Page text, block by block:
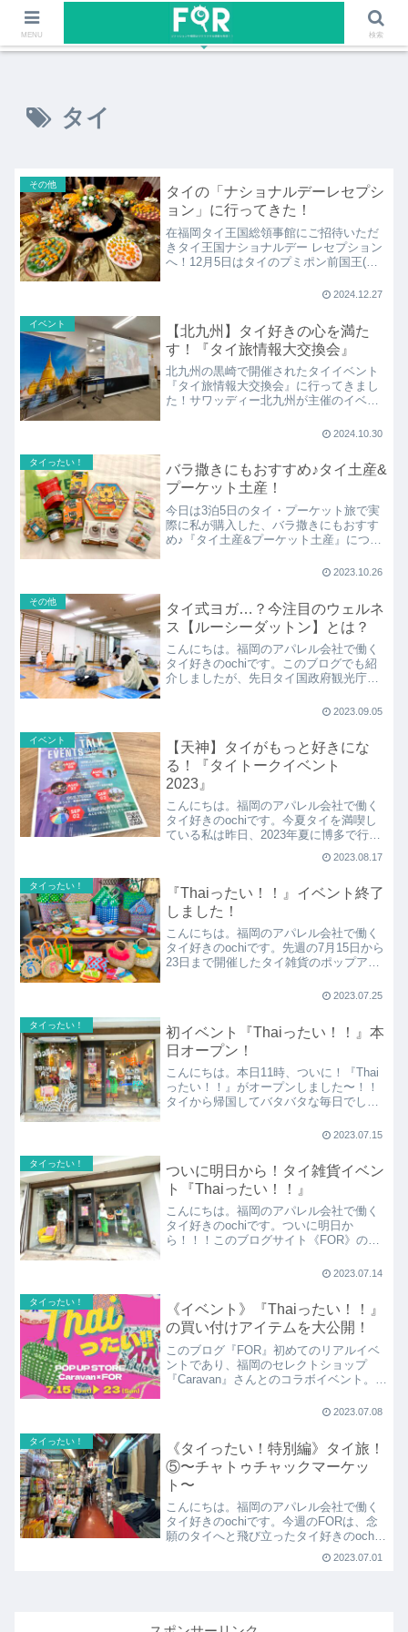
ファッションや福岡のワクワクする情報を発信！！
タイ
その他
タイの「ナショナルデーレセプシ
ョン」に行ってきた！
在福岡タイ王国総領事館にご招待いただ
きタイ王国ナショナルデー レセプション
へ！12月5日はタイのプミポン前国王(ラ
ー』としてタイの祝日に制定されている
る？と楽しくてんやわんやなタイ好きの
ブログです！
2024.12.27
イベント
【北九州】タイ好きの心を満た
す！『タイ旅情報大交換会』
北九州の黒崎で開催されたタイイベント
『タイ旅情報大交換会』に行ってきまし
た！サワッディー北九州が主催のイベン
「NABUN(ナーブン)」のタイ料理を食べ
報やタイトークを聞けるイベント！！
2024.10.30
タイったい！
バラ撒きにもおすすめ♪タイ土産&
プーケット土産！
今日は3泊5日のタイ・プーケット旅で実
際に私が購入した、バラ撒きにもおすす
め♪『タイ土産&プーケット土産』につい
えば良いのか…、オススメのスポットを
2023.10.26
その他
タイ式ヨガ…？今注目のウェルネ
ス【ルーシーダットン】とは？
こんにちは。福岡のアパレル会社で働く
タイ好きのochiです。このブログでも紹
介しましたが、先日タイ国政府観光庁と
2023.09.05
イベント
【天神】タイがもっと好きにな
る！『タイトークイベント
2023』
こんにちは。福岡のアパレル会社で働く
タイ好きのochiです。今夏タイを満喫し
ている私は昨日、2023年夏に博多で行わ
2023.08.17
タイったい！
『Thaiったい！！』イベント終了
しました！
こんにちは。福岡のアパレル会社で働く
タイ好きのochiです。先週の7月15日から
23日まで開催したタイ雑貨のポップアッ
2023.07.25
タイったい！
初イベント『Thaiったい！！』本
日オープン！
こんにちは。本日11時、ついに！『Thai
ったい！！』がオープンしました〜！！
タイから帰国してバタバタな毎日でした
2023.07.15
タイったい！
ついに明日から！タイ雑貨イベン
ト『Thaiったい！！』
こんにちは。福岡のアパレル会社で働く
タイ好きのochiです。ついに明日か
ら！！！このブログサイト《FOR》の初
2023.07.14
タイったい！
《イベント》『Thaiったい！！』
の買い付けアイテムを大公開！
このブログ『FOR』初めてのリアルイベ
ントであり、福岡のセレクトショップ
『Caravan』さんとのコラボイベント。タ
プアップストア開催まで、遂にあと1週
がオープンする前に大公開しちゃいま
す！
2023.07.08
タイったい！
《タイったい！特別編》タイ旅！
⑤〜チャトゥチャックマーケッ
ト〜
こんにちは。福岡のアパレル会社で働く
タイ好きのochiです。今週のFORは、念
願のタイへと飛び立ったタイ好きのochi
による、タイでの様子を5日間連続で振り
2023.07.01
MENU 検索